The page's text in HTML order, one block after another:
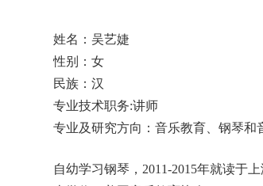
姓名：吴艺婕
性别：女
民族：汉
专业技术职务:讲师
专业及研究方向：音乐教育、钢琴和
自幼学习钢琴 ， 2011-2015年就读于